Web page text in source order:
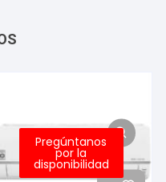
Pregúntanos
por la
disponibilidad